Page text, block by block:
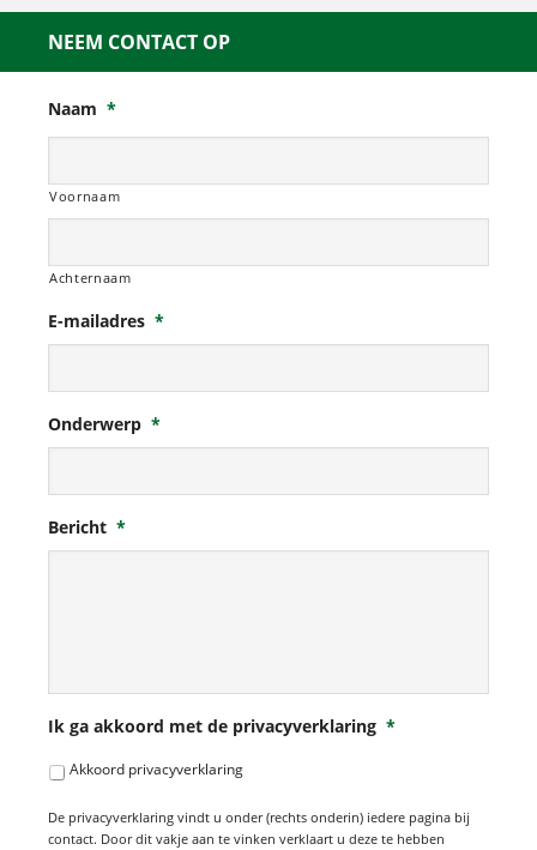
NEEM CONTACT OP
Naam *
Voornaam
Achternaam
E-mailadres *
Onderwerp *
Bericht *
Ik ga akkoord met de privacyverklaring *
Akkoord privacyverklaring
De privacyverklaring vindt u onder (rechts onderin) iedere pagina bij
contact. Door dit vakje aan te vinken verklaart u deze te hebben